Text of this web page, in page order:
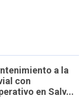
a la
con
en Salv...